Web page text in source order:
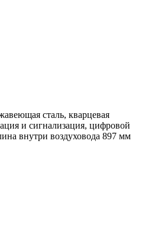
сталь, кварцевая
и сигнализация, цифровой
внутри воздуховода 897 мм